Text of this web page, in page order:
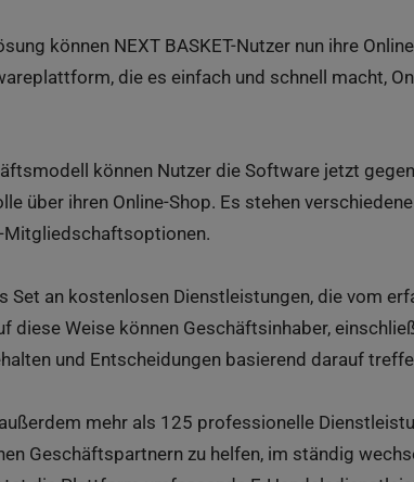
können NEXT BASKET-Nutzer nun ihre
die es einfach und schnell macht,
können Nutzer die Software jetzt
über ihren Online-Shop. Es stehen
Mitgliedschaftsoptionen.
Set an kostenlosen Dienstleistungen, die vom
diese Weise können Geschäftsinhaber,
und Entscheidungen basierend darauf
mehr als 125 professionelle
Geschäftspartnern zu helfen, im ständig